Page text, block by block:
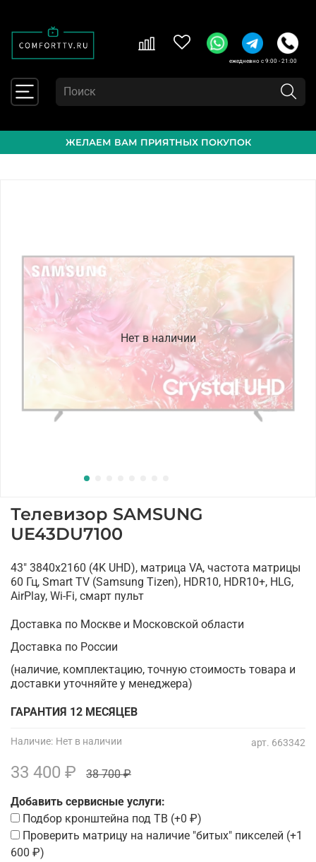
ежедневно с 9:00 - 21:00
ЖЕЛАЕМ ВАМ ПРИЯТНЫХ ПОКУПОК
Нет в наличии
арт. 663342
Наличие: Нет в наличии
Телевизор SAMSUNG
UE43DU7100
33 400 ₽ 38 700 ₽
Добавить сервисные услуги:
Подбор кронштейна под ТВ (+0 ₽)
Проверить матрицу на наличие "битых" пикселей (+1
600 ₽)
43" 3840x2160 (4K UHD), матрица VA, частота матрицы
60 Гц, Smart TV (Samsung Tizen), HDR10, HDR10+, HLG,
AirPlay, Wi-Fi, смарт пульт
Доставка по Москве и Московской области
Доставка по России
(наличие, комплектацию, точную стоимость товара и
доставки уточняйте у менеджера)
ГАРАНТИЯ 12 МЕСЯЦЕВ